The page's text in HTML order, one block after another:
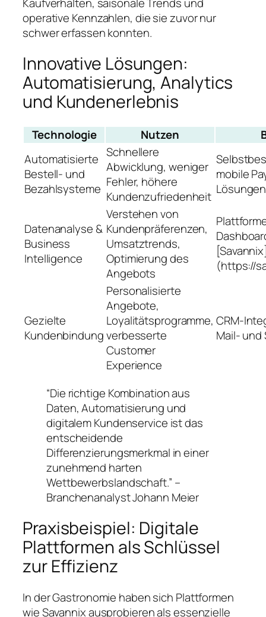
operative Kennzahlen, die sie zuvor nur
schwer erfassen konnten.
Innovative Lösungen:
Automatisierung, Analytics
und Kundenerlebnis
Technologie Nutzen
Automatisierte
Bestell- und
Bezahlsysteme
Schnellere
Abwicklung, weniger
Fehler, höhere
Kundenzufriedenheit
mobile
Lösungen
Datenanalyse &
Business
Intelligence
Verstehen von
Kundenpräferenzen,
Umsatztrends,
Optimierung des
Angebots
(https://
Gezielte
Kundenbindung
Personalisierte
Angebote,
Loyalitätsprogramme,
verbesserte
Customer
Experience
CRM-
Mail- und
“Die richtige Kombination aus
Daten, Automatisierung und
digitalem Kundenservice ist das
entscheidende
Differenzierungsmerkmal in einer
zunehmend harten
Wettbewerbslandschaft.” –
BranchenanalystJohann Meier
Praxisbeispiel: Digitale
Plattformen als Schlüssel
zur Effizienz
In der Gastronomie haben sich Plattformen
wie Savannix ausprobieren als essenzielle